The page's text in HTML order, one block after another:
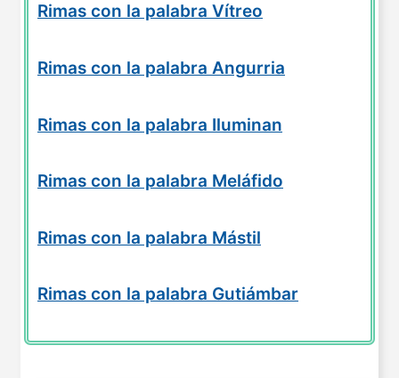
Rimas con la palabra Vítreo
Rimas con la palabra Angurria
Rimas con la palabra Iluminan
Rimas con la palabra Meláfido
Rimas con la palabra Mástil
Rimas con la palabra Gutiámbar